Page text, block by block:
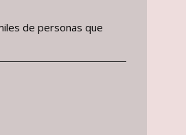
de personas que